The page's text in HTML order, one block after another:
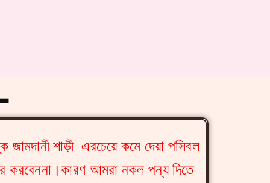
শাড়ী এরচেয়ে কমে দেয়া পসিবল
করবেননা।কারণ আমরা নকল পন্য দিতে